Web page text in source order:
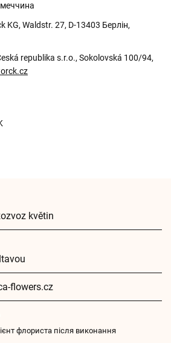
KG, Waldstr. 27, D-13403 Берлін,
republika s.r.o., Sokolovská 100/94,
květin
flowers.cz
флориста після виконання